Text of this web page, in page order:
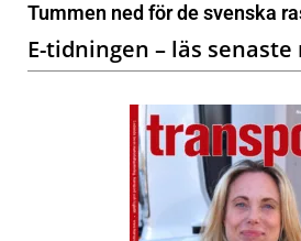
Tummen ned för de svenska
E-tidningen – läs